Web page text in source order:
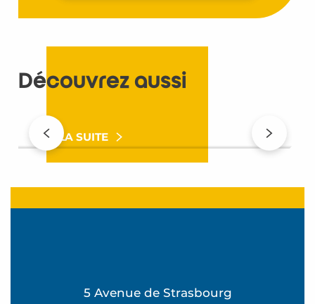
Découvrez aussi
LIRE LA SUITE
5 Avenue de Strasbourg